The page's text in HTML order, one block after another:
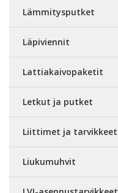
Lämmitysputket
Läpiviennit
Lattiakaivopaketit
Letkut ja putket
Liittimet ja tarvikkeet
Liukumuhvit